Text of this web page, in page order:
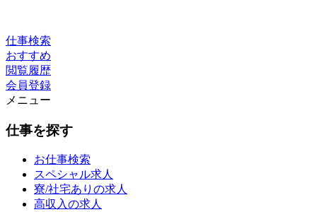
仕事検索
おすすめ
閲覧履歴
会員登録
メニュー
仕事を探す
お仕事検索
スペシャル求人
寮/社宅ありの求人
高収入の求人